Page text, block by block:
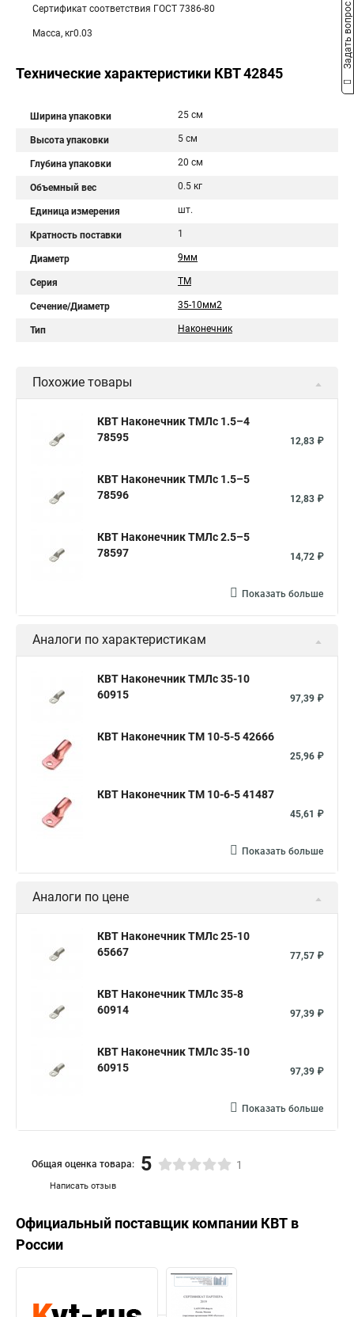
Сертификат соответствия ГОСТ 7386-80
Масса, кг0.03
Технические характеристики КВТ 42845
Ширина упаковки 25 см
Высота упаковки 5 см
Глубина упаковки 20 см
Объемный вес 0.5 кг
Единица измерения шт.
Кратность поставки 1
Диаметр 9мм
Серия ТМ
Сечение/Диаметр 35-10мм2
Тип Наконечник
Похожие товары
КВТ Наконечник ТМЛс 1.5–4
78595
12,83 ₽
КВТ Наконечник ТМЛс 1.5–5
78596
12,83 ₽
КВТ Наконечник ТМЛс 2.5–5
78597
14,72 ₽
Показать больше
Аналоги по характеристикам
КВТ Наконечник ТМЛс 35-10
60915
97,39 ₽
КВТ Наконечник ТМ 10-5-5 42666
25,96 ₽
КВТ Наконечник ТМ 10-6-5 41487
45,61 ₽
Показать больше
Аналоги по цене
КВТ Наконечник ТМЛс 25-10
65667
77,57 ₽
КВТ Наконечник ТМЛс 35-8
60914
97,39 ₽
КВТ Наконечник ТМЛс 35-10
60915
97,39 ₽
Показать больше
Написать отзыв
Общая оценка товара: 5 1
Официальный поставщик компании КВТ в
России
Задать вопрос